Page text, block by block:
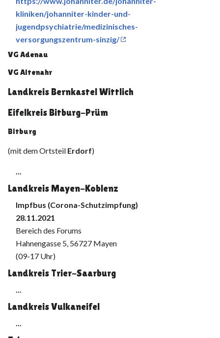
kliniken/johanniter-kinder-und-
jugendpsychiatrie/medizinisches-
versorgungszentrum-sinzig/
VG Adenau
VG Altenahr
Landkreis Bernkastel Wittlich
Eifelkreis Bitburg-Prüm
Bitburg
(mit dem Ortsteil Erdorf)
...
Landkreis Mayen-Koblenz
Impfbus (Corona-Schutzimpfung)
28.11.2021
Bereich des Forums
Hahnengasse 5, 56727 Mayen
(09-17 Uhr)
Landkreis Trier-Saarburg
...
Landkreis Vulkaneifel
...